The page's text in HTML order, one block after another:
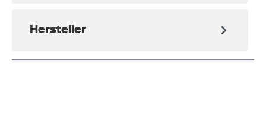
Hersteller